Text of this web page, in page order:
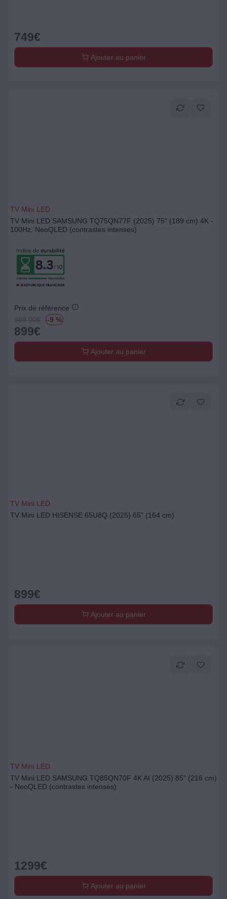
749€
Ajouter au panier
TV Mini LED
TV Mini LED SAMSUNG TQ75QN77F (2025) 75" (189 cm) 4K -
100Hz, NeoQLED (contrastes intenses)
Prix de référence
989.00€ -9 %
899€
Ajouter au panier
TV Mini LED
TV Mini LED HISENSE 65U8Q (2025) 65" (164 cm)
899€
Ajouter au panier
TV Mini LED
TV Mini LED SAMSUNG TQ85QN70F 4K AI (2025) 85" (216 cm)
- NeoQLED (contrastes intenses)
1299€
Ajouter au panier